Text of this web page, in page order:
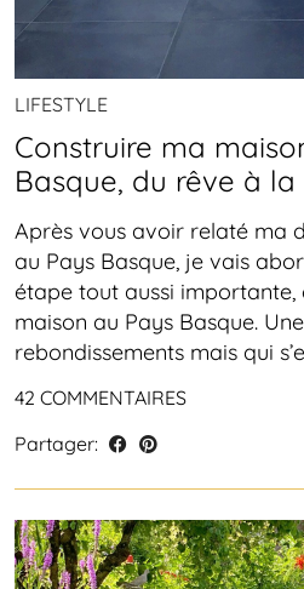
LIFESTYLE
Construire ma
Basque, du rêve à
Après vous avoir relaté ma
au Pays Basque, je vais
étape tout aussi importante,
maison au Pays Basque.
rebondissements mais qui
42 COMMENTAIRES
Partager: